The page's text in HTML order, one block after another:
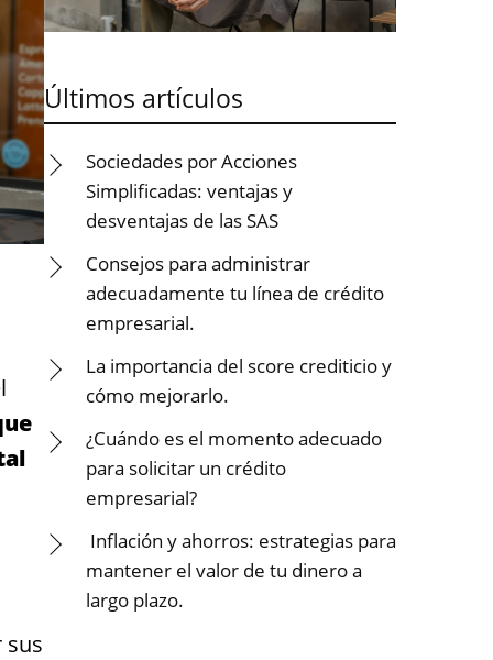
sus
Últimos artículos
Sociedades por Acciones
Simplificadas: ventajas y
desventajas de las SAS
Consejos para administrar
adecuadamente tu línea de crédito
empresarial.
La importancia del score crediticio y
cómo mejorarlo.
¿Cuándo es el momento adecuado
para solicitar un crédito
empresarial?
Inflación y ahorros: estrategias para
mantener el valor de tu dinero a
largo plazo.